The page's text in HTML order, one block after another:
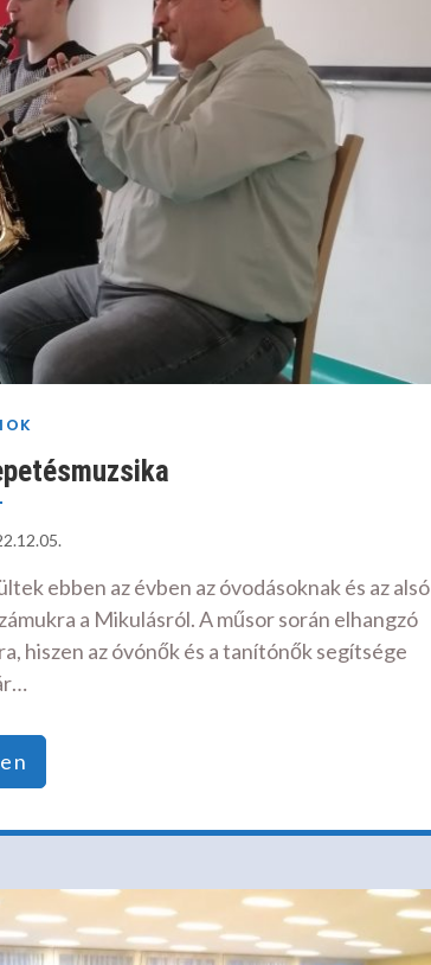
ebben az évben az óvodásoknak és az alsó
a Mikulásról. A műsor során elhangzó
hiszen az óvónők és a tanítónők segítsége